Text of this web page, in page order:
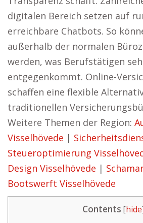
digitalen Bereich setzen auf
erreichbare Chatbots. So
außerhalb der normalen
werden, was Berufstätigen
entgegenkommt. Online-
schaffen eine flexible
traditionellen
Weitere Themen der Region:
Visselhövede |
Steueroptimierung
Design Visselhövede |
Bootswerft Visselhövede
Contents [hide